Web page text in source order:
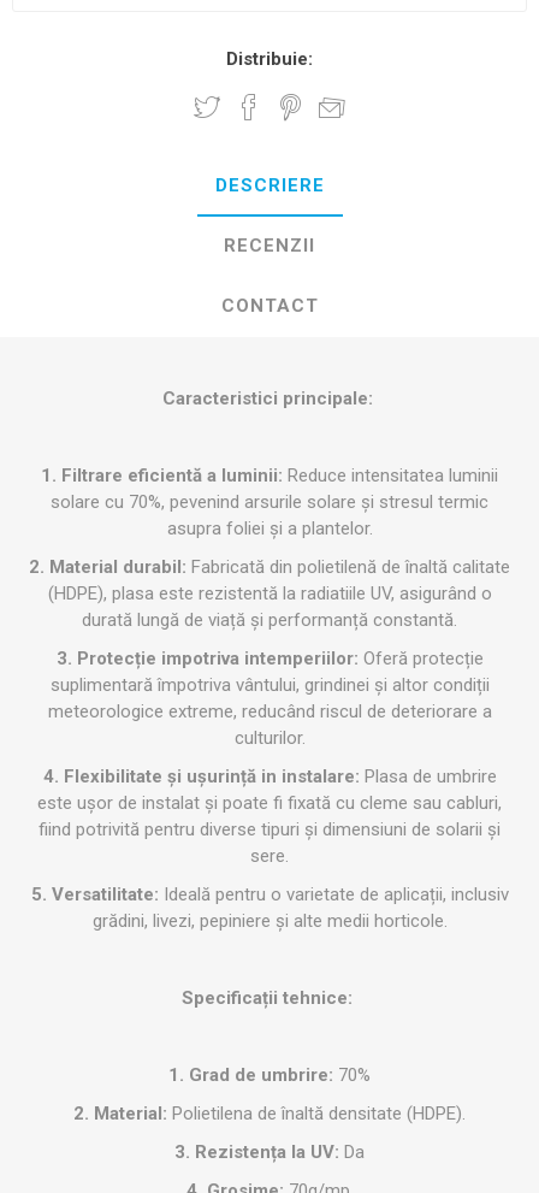
Distribuie:
DESCRIERE
RECENZII
CONTACT
Caracteristici principale:
1. Filtrare eficientă a luminii: Reduce intensitatea luminii
solare cu 70%, pevenind arsurile solare și stresul termic
asupra foliei și a plantelor.
2. Material durabil: Fabricată din polietilenă de înaltă calitate
(HDPE), plasa este rezistentă la radiatiile UV, asigurând o
durată lungă de viață și performanță constantă.
3. Protecție impotriva intemperiilor: Oferă protecție
suplimentară împotriva vântului, grindinei și altor condiții
meteorologice extreme, reducând riscul de deteriorare a
culturilor.
4. Flexibilitate și ușurință in instalare: Plasa de umbrire
este ușor de instalat și poate fi fixată cu cleme sau cabluri,
fiind potrivită pentru diverse tipuri și dimensiuni de solarii și
sere.
5. Versatilitate: Ideală pentru o varietate de aplicații, inclusiv
grădini, livezi, pepiniere și alte medii horticole.
Specificații tehnice:
1. Grad de umbrire: 70%
2. Material: Polietilena de înaltă densitate (HDPE).
3. Rezistența la UV: Da